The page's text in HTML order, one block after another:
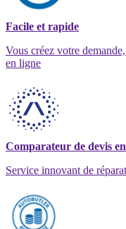
Facile et rapide
Vous créez votre
en ligne
Comparateur de devis
Service innovant de